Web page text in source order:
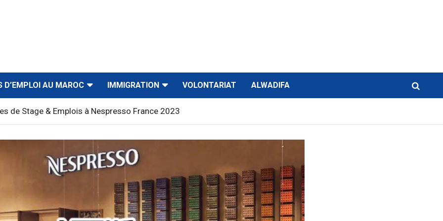
D’EMPLOI AU MAROC IMMIGRATION VOLONTARIAT ALWADIFA
de Stage & Emplois à Nespresso France 2023